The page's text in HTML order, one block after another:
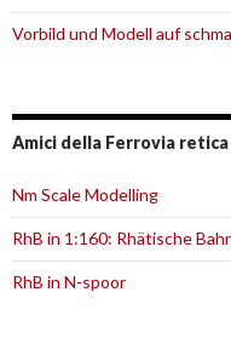
Vorbild und Modell auf
Amici della Ferrovia retica
Nm Scale Modelling
RhB in 1:160: Rhätische
RhB in N-spoor